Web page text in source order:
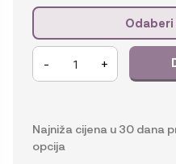
Lässig
Pelena
s
drukerima
caramel
- +
Najniža cijena u 30 dana
opcija